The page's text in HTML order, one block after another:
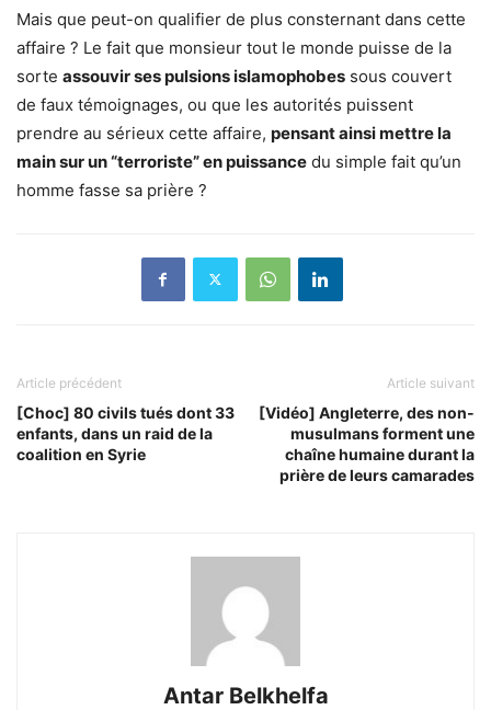
Mais que peut-on qualifier de plus consternant dans cette
affaire ? Le fait que monsieur tout le monde puisse de la
sorte assouvir ses pulsions islamophobes sous couvert
de faux témoignages, ou que les autorités puissent
prendre au sérieux cette affaire, pensant ainsi mettre la
main sur un “terroriste” en puissance du simple fait qu’un
homme fasse sa prière ?
Article précédent
[Choc] 80 civils tués dont 33
enfants, dans un raid de la
coalition en Syrie
Article suivant
[Vidéo] Angleterre, des non-
musulmans forment une
chaîne humaine durant la
prière de leurs camarades
Antar Belkhelfa